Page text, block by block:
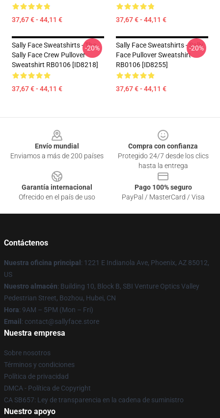
37,67 € - 44,11 € 37,67 € - 44,11 €
Sally Face Sweatshirts - The
Sally Face Crew Pullover
Sweatshirt RB0106 [ID8218]
37,67 € - 44,11 €
-20%
Sally Face Sweatshirts - Sally
Face Pullover Sweatshirt
RB0106 [ID8255]
37,67 € - 44,11 €
-20%
Envío mundial
Enviamos a más de 200 países
Compra con confianza
Protegido 24/7 desde los clics
hasta la entrega
Garantía internacional
Ofrecido en el país de uso
Pago 100% seguro
PayPal / MasterCard / Visa
Contáctenos
Nuestra oficina principal : 1221 E Indianola Ave, Phoenix, AZ 85012,
US
Nuestro almacén: Building 10, Block B, SBI Venture Optics Valley
Pedestrian Street, Bozhou, Hubei, CN
Hora: 9AM – 5PM (Mon – Fri)
Email : contact@sallyface.store
Nuestra empresa
Sobre nosotros
Términos y condiciones
Política de privacidad
DMCA - Política de Copyright
CA SB657: Ley de transparencia en la cadena de suministro
Nuestro apoyo